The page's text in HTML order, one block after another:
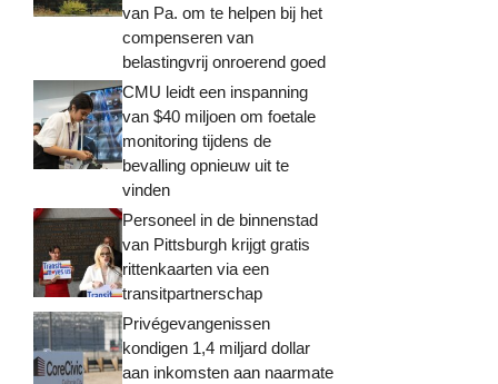
van Pa. om te helpen bij het
compenseren van
belastingvrij onroerend goed
CMU leidt een inspanning
van $40 miljoen om foetale
monitoring tijdens de
bevalling opnieuw uit te
vinden
Personeel in de binnenstad
van Pittsburgh krijgt gratis
rittenkaarten via een
transitpartnerschap
Privégevangenissen
kondigen 1,4 miljard dollar
aan inkomsten aan naarmate